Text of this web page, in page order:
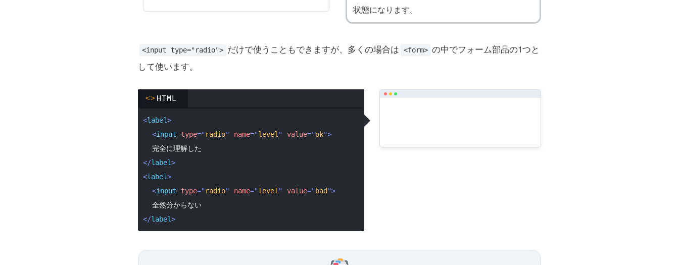
状態になります。
<input type="radio"> だけで使うこともできますが、多くの場合は <form> の中でフォーム部品の1つと
して使います。
<> HTML
<label>
<input type="radio" name="level " value="ok">
</label>
<label>
<input type="radio" name="level " value="bad">
</label>